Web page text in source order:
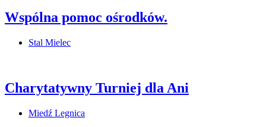
Wspólna pomoc ośrodków.
Stal Mielec
Charytatywny Turniej dla Ani
Miedź Legnica